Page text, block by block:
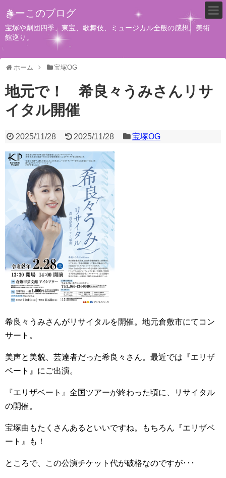
きーこのブログ
宝塚や劇団四季、東宝、歌舞伎、ミュージカル全般の感想。美術
館巡り。
ホーム 宝塚OG
地元で！ 希良々うみさんリサ
イタル開催
2025/11/28 2025/11/28 宝塚OG
希良々うみさんがリサイタルを開催。地元倉敷市にてコン
サート。
美声と美貌、芸達者だった希良々さん。最近では『エリザ
ベート』にご出演。
『エリザベート』全国ツアーが終わった頃に、リサイタル
の開催。
宝塚曲もたくさんあるといいですね。もちろん『エリザベ
ート』も！
ところで、この公演チケット代が破格なのですが･･･